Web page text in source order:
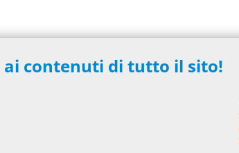
ai contenuti di tutto il sito!